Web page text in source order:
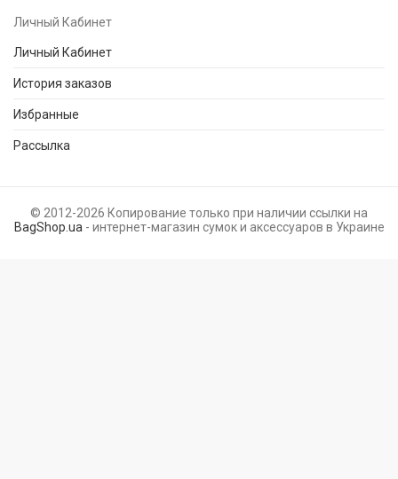
Личный Кабинет
Личный Кабинет
История заказов
Избранные
Рассылка
© 2012-2026 Копирование только при наличии ссылки на
BagShop.ua - интернет-магазин сумок и аксессуаров в Украине